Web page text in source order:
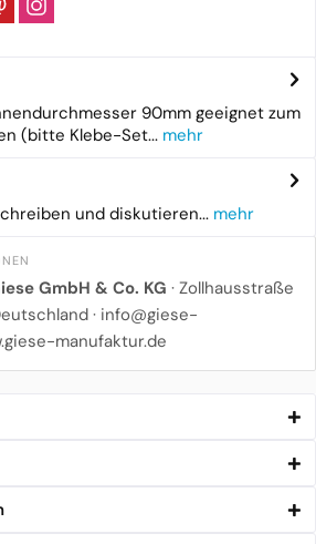
90mm geeignet zum
(bitte Klebe-Set... mehr
und diskutieren... mehr
GmbH & Co. KG · Zollhausstraße
· info@giese-
manufaktur.de